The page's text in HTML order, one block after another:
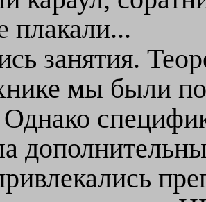
плакали...
занятия.
мы были